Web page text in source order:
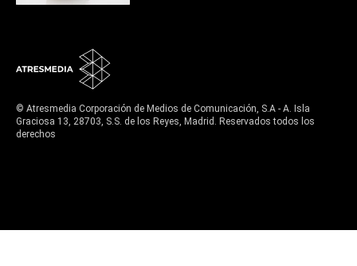
© Atresmedia Corporación de Medios de Comunicación, S.A - A. Isla
Graciosa 13, 28703, S.S. de los Reyes, Madrid. Reservados todos los
derechos